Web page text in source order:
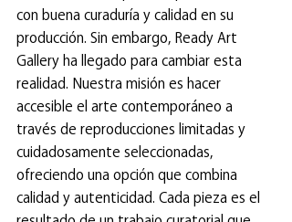
con buena curaduría y calidad en su
producción. Sin embargo, Ready Art
Gallery ha llegado para cambiar esta
realidad. Nuestra misión es hacer
accesible el arte contemporáneo a
través de reproducciones limitadas y
cuidadosamente seleccionadas,
ofreciendo una opción que combina
calidad y autenticidad. Cada pieza es el